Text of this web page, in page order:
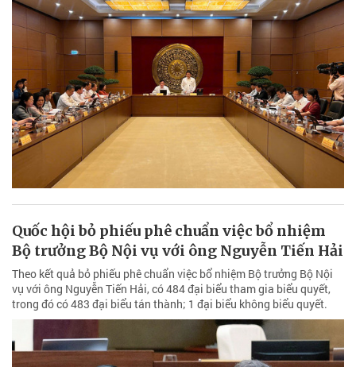
Quốc hội bỏ phiếu phê chuẩn việc bổ nhiệm
Bộ trưởng Bộ Nội vụ với ông Nguyễn Tiến Hải
Theo kết quả bỏ phiếu phê chuẩn việc bổ nhiệm Bộ trưởng Bộ Nội
vụ với ông Nguyễn Tiến Hải, có 484 đại biểu tham gia biểu quyết,
trong đó có 483 đại biểu tán thành; 1 đại biểu không biểu quyết.